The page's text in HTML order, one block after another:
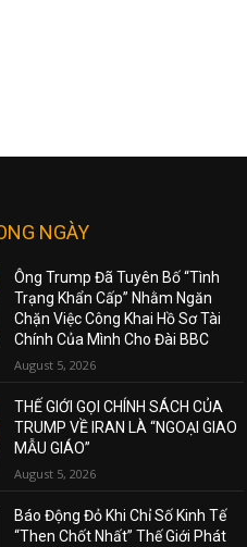
NGÀY
Ông Trump Đã Tuyên Bố “Tình
Trạng Khẩn Cấp” Nhằm Ngăn
Chặn Việc Công Khai Hồ Sơ Tài
Chính Của Mình Cho Đài BBC
August 5, 2026
THẾ GIỚI GỌI CHÍNH SÁCH CỦA
TRUMP VỀ IRAN LÀ “NGOẠI GIAO
MẪU GIÁO”
August 5, 2026
Báo Động Đỏ Khi Chỉ Số Kinh Tế
“Then Chốt Nhất” Thế Giới Phát